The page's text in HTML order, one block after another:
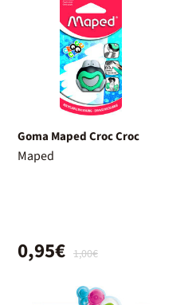
Goma Maped Croc Croc
Maped
1,00€
0,95€